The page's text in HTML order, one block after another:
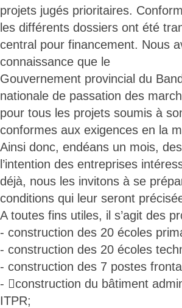
projets jugés prioritaires.
les différents dossiers ont été
central pour financement. Nous
connaissance que le
Gouvernement provincial du
nationale de passation des
pour tous les projets soumis à
conformes aux exigences en la
Ainsi donc, endéans un mois,
l’intention des entreprises
déjà, nous les invitons à se
conditions qui leur seront
A toutes fins utiles, il s’agit des
- construction des 20 écoles
- construction des 20 écoles
- construction des 7 postes
- construction du bâtiment
ITPR;